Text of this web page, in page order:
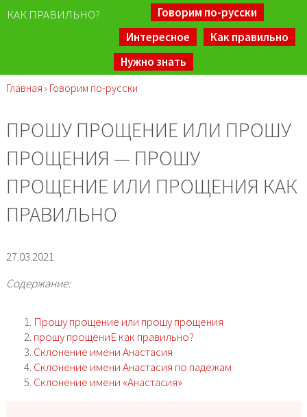
КАК ПРАВИЛЬНО?
Говорим по-русски
Интересное
Как правильно
Нужно знать
Главная › Говорим по-русски
ПРОШУ ПРОЩЕНИЕ ИЛИ ПРОШУ
ПРОЩЕНИЯ — ПРОШУ
ПРОЩЕНИЕ ИЛИ ПРОЩЕНИЯ КАК
ПРАВИЛЬНО
27.03.2021
Содержание:
Прошу прощение или прошу прощения
прошу прощениЕ как правильно?
Склонение имени Анастасия
Склонение имени Анастасия по падежам
Склонение имени «Анастасия»